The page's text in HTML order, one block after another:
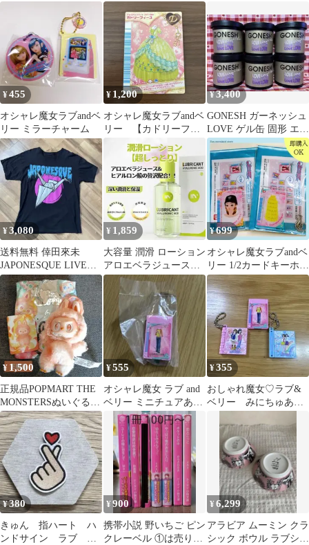
オイル デリケート ゾー
ン オイル
た。
¥455
オシャレ魔女ラブandベ
リー ミラーチャーム
¥ 1,200
オシャレ魔女ラブandベ
リー 【カドリーフィ
ーユ】
¥3,400
GONESH ガーネッシュ
LOVE ゲル缶 固形 エア
フレッシュナー 芳香剤
¥3,080
送料無料 倖田來未
JAPONESQUE LIVET
シャツ ブラック
¥ 1,859
大容量 潤滑 ローション
アロエベラジュース&
ヒアルロン酸贅沢配合
水溶性 洗い
¥699
オシャレ魔女ラブandベ
リー 1/2カードキーホル
ダー vol.2
¥ 1,500
正規品POPMART THE
MONSTERSぬいぐるみ
キーホルダー ハピネス
¥555
オシャレ魔女 ラブ and
ベリー ミニチュアあそ
ーとこれくしょん ミ
ニミラーB
¥355
おしゃれ魔女♡ラブ&
ベリー みにちゅああ
¥380
きゅん 指ハート ハ
ンドサイン ラブ
¥900
携帯小説 野いちご ピン
クレーベル ①は売り切
¥6,299
アラビア ムーミン クラ
シック ボウル ラブシリ